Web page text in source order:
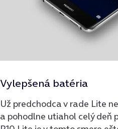
Vylepšená batéria
Už predchodca v rade Lite
a pohodlne utiahol celý deň